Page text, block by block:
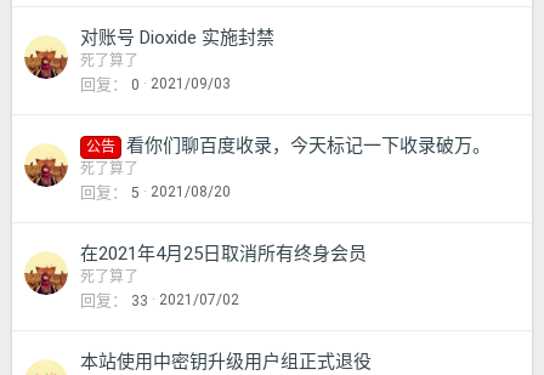
对账号 Dioxide 实施封禁
死了算了
回复 0 2021/09/03
公告 看你们聊百度收录，今天标记一下收录破万。
死了算了
回复 5 2021/08/20
在2021年4月25日取消所有终身会员
死了算了
回复 33 2021/07/02
本站使用中密钥升级用户组正式退役